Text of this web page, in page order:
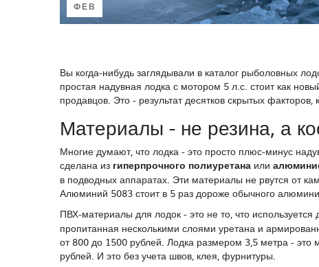
ФЕВ
Вы когда-нибудь заглядывали в каталог рыболовных
простая надувная лодка с мотором 5 л.с. стоит как
продавцов. Это - результат десятков скрытых
Материалы - не резина, а
Многие думают, что лодка - это просто плюс-минус
сделана из гиперпрочного полиуретана или
в подводных аппаратах. Эти материалы не рвутся от
Алюминий 5083 стоит в 5 раз дороже обычного
ПВХ-материалы для лодок - это не то, что используется
пропитанная несколькими слоями уретана и
от 800 до 1500 рублей. Лодка размером 3,5 метра - это
рублей. И это без учета швов, клея, фурнитуры.